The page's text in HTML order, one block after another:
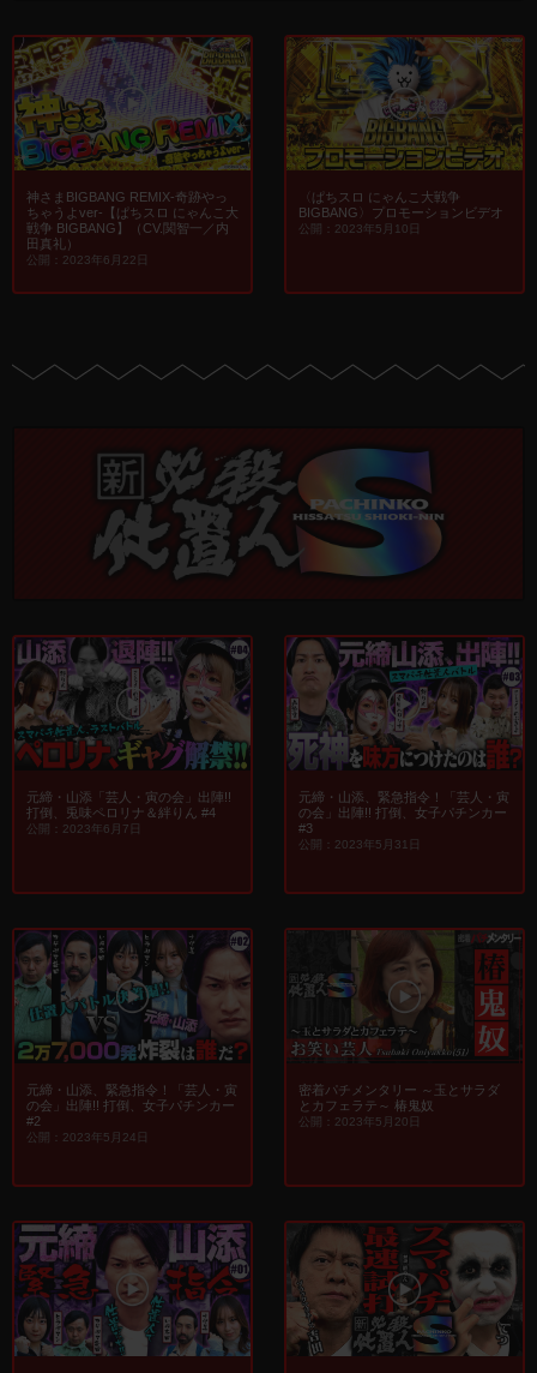
神さまBIGBANG REMIX-奇跡やっ
ちゃうよver-【ぱちスロ にゃんこ大
戦争 BIGBANG】（CV.関智一／内
田真礼）
公開：2023年6月22日
〈ぱちスロ にゃんこ大戦争
BIGBANG〉プロモーションビデオ
公開：2023年5月10日
元締・山添「芸人・寅の会」出陣!!
打倒、兎味ペロリナ＆絆りん #4
公開：2023年6月7日
元締・山添、緊急指令！「芸人・寅
の会」出陣!! 打倒、女子パチンカー
#3
公開：2023年5月31日
元締・山添、緊急指令！「芸人・寅
の会」出陣!! 打倒、女子パチンカー
#2
公開：2023年5月24日
密着パチメンタリー ～玉とサラダ
とカフェラテ～ 椿鬼奴
公開：2023年5月20日